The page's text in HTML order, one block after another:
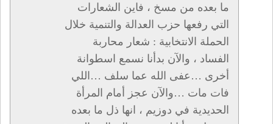
ما بعده من مسخ ، فاين الشعارات
التي رفعها حزب العدالة والتنمية خلال
الحملة الانتخابية : شعار محاربة
الفساد ، والآن بدأنا نسمع اسطوانة
أخرى …عفى الله عما سلف …اللي
فات مات …والآن عجز أمام المرأة
الحديدية في دوزيم ، انها ذل ما بعده